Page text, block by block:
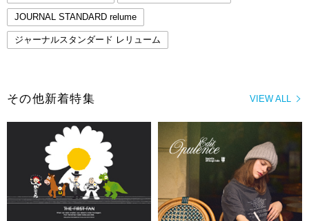
JOURNAL STANDARD relume
ジャーナルスタンダード レリューム
VIEW ALL
その他新着特集